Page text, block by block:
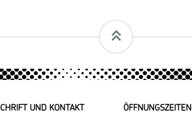
UND KONTAKT ÖFFNUNGSZEITEN